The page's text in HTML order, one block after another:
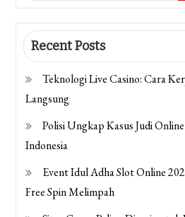
Recent Posts
Teknologi Live Casino: Cara
Langsung
Polisi Ungkap Kasus Judi
Indonesia
Event Idul Adha Slot Online
Free Spin Melimpah